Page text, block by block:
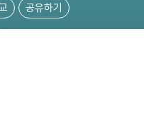
공유하기